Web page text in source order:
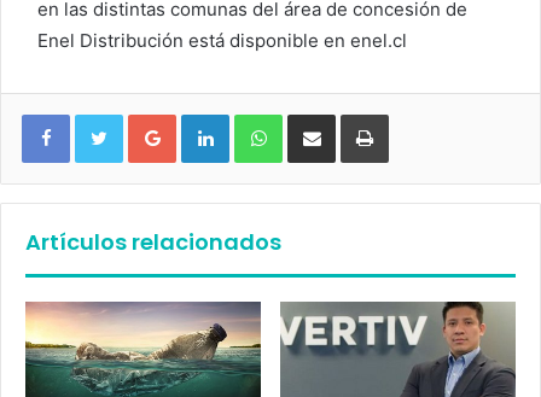
en las distintas comunas del área de concesión de
Enel Distribución está disponible en enel.cl
Google+ LinkedIn WhatsApp
Artículos relacionados